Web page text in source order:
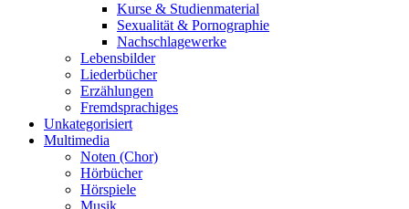
Kurse & Studienmaterial
Sexualität & Pornographie
Nachschlagewerke
Lebensbilder
Liederbücher
Erzählungen
Fremdsprachiges
Unkategorisiert
Multimedia
Noten (Chor)
Hörbücher
Hörspiele
Musik